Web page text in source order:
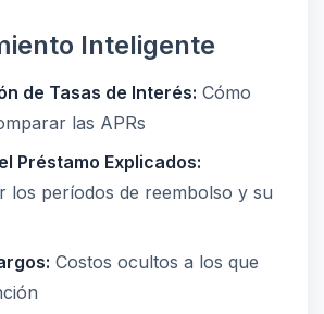
Inteligente
de Tasas de Interés: Cómo
las APRs
Préstamo Explicados:
los períodos de reembolso y su
Costos ocultos a los que